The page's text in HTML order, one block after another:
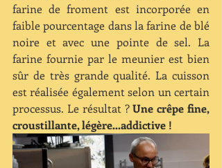
farine de froment est incorporée en
faible pourcentage dans la farine de blé
noire et avec une pointe de sel. La
farine fournie par le meunier est bien
sûr de très grande qualité. La cuisson
est réalisée également selon un certain
processus. Le résultat ? Une crêpe fine,
croustillante, légère…addictive !